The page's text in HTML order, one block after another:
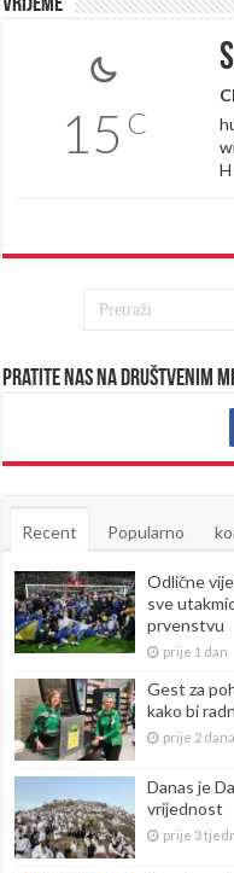
15 C
H
Pratite nas na društvenim
Recent Popularno
Odlične
sve
prvenstvu
prije 1 dan
Gest za
kako bi
prije 2 dana
Danas je
vrijednost
prije 3